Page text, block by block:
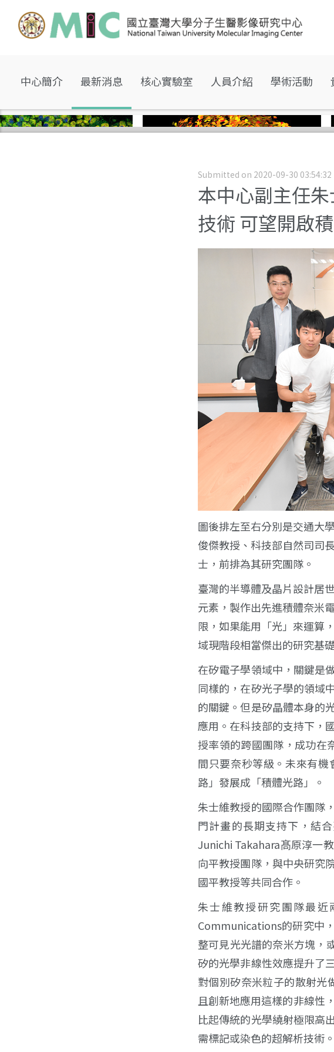
中心簡介 最新消息 核心實驗室 人員介紹 學術活動
Submitted on 2020-09-30 03:54:32
本中心副主任
技術 可望開啟
圖後排左至右分別是交通大
俊傑教授、科技部自然司司
士，前排為其研究團隊。
臺灣的半導體及晶片設計居
元素，製作出先進積體奈米
限，如果能用「光」來運算
域現階段相當傑出的研究基
在矽電子學領域中，關鍵是
同樣的，在矽光子學的領域
的關鍵。但是矽晶體本身的
應用。在科技部的支持下，
授率領的跨國團隊，成功在
間只要奈秒等級。未來有
路」發展成「積體光路」。
朱士維教授的國際合作團隊
門計畫的長期支持下，結
Junichi Takahara髙原淳一
向平教授團隊，與中央研究
國平教授等共同合作。
朱士維教授研究團隊最
Communications的研究中
整可見光光譜的奈米方塊，
矽的光學非線性效應提升了
對個別矽奈米粒子的散射光
且創新地應用這樣的非線性
比起傳統的光學繞射極限高
需標記或染色的超解析技術。